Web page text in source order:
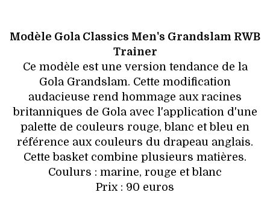
Modèle Gola Classics Men's Grandslam RWB
Trainer
Ce modèle est une version tendance de la
Gola Grandslam. Cette modification
audacieuse rend hommage aux racines
britanniques de Gola avec l'application d'une
palette de couleurs rouge, blanc et bleu en
référence aux couleurs du drapeau anglais.
Cette basket combine plusieurs matières.
Coulurs : marine, rouge et blanc
Prix : 90 euros